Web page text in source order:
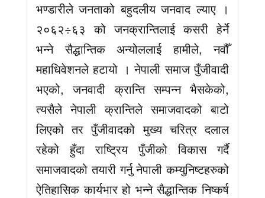
भण्डारीले जनताको बहुदलीय जनवाद ल्याए ।
२०६२÷६३ को जनक्रान्तिलाई कसरी हेर्ने
भन्ने सैद्धान्तिक अन्योललाई हामीले, नवौँ
महाधिवेशनले हटायो । नेपाली समाज पुँजीवादी
भएको, जनवादी क्रान्ति सम्पन्न भैसकेको,
त्यसैले नेपाली क्रान्तिले समाजवादको बाटो
लिएको तर पुँजीवादको मुख्य चरित्र दलाल
रहेको हुँदा राष्ट्रिय पुँजीको विकास गर्दै
समाजवादको तयारी गर्नु नेपाली कम्युनिष्टहरुको
ऐतिहासिक कार्यभार हो भन्ने सैद्धान्तिक निष्कर्ष